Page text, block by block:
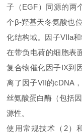
子（EGF）同源的两
个β-羟基天冬氨酸也
化结构域。因子VIIa
在带负电荷的细胞表
复合物催化因子IX到
离了因子VII的cDNA
丝氨酸蛋白酶（包括
源性。
使用常规技术（2）